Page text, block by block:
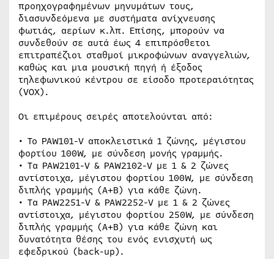
προηχογραφημένων μηνυμάτων τους,
διασυνδεόμενα με συστήματα ανίχνευσης
φωτιάς, αερίων κ.λπ. Επίσης, μπορούν να
συνδεθούν σε αυτά έως 4 επιπρόσθετοι
επιτραπέζιοι σταθμοί μικροφώνων αναγγελιών,
καθώς και μια μουσική πηγή ή έξοδος
τηλεφωνικού κέντρου σε είσοδο προτεραιότητας
(VOX).
Οι επιμέρους σειρές αποτελούνται από:
• Το PAW101-V αποκλειστικά 1 ζώνης, μέγιστου
φορτίου 100W, με σύνδεση μονής γραμμής.
• Τα PAW2101-V & PAW2102-V με 1 & 2 ζώνες
αντίστοιχα, μέγιστου φορτίου 100W, με σύνδεση
διπλής γραμμής (Α+Β) για κάθε ζώνη.
• Τα PAW2251-V & PAW2252-V με 1 & 2 ζώνες
αντίστοιχα, μέγιστου φορτίου 250W, με σύνδεση
διπλής γραμμής (Α+Β) για κάθε ζώνη και
δυνατότητα θέσης του ενός ενισχυτή ως
εφεδρικού (back-up).